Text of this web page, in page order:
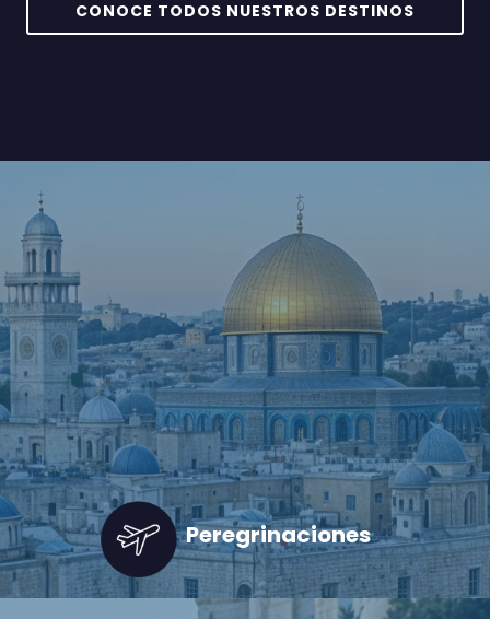
CONOCE TODOS NUESTROS DESTINOS
Peregrinaciones